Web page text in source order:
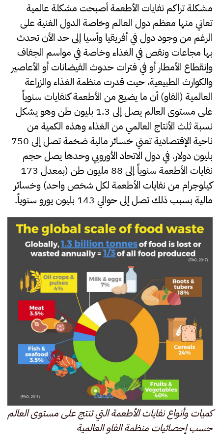
مشكلة تراكم نفايات الأطعمة أصبحت مشكلة عالمية
تعاني منها معظم دول العالم وخاصة الدول الغنية على
الرغم من وجود دول في أفريقيا وأسيا إلى حد الأن تحدث
بها مجاعات ونقص في الغذاء وخاصة في مواسم الجفاف
وإنقطاع الأمطار أو في فترات حدوث الفيضانات أو الأعاصير
والكوارث الطبيعية، حيت قدرت منظمة الغذاء والزراعة
العالمية (الفاو) أن ما يضيع من الأطعمة كنفايات سنوياً
على مستوى العالم يصل إلى 1.3 بليون طن وهو يشكل
نسبة ثلث الأنتاج العالمي من الغذاء وهذه الكمية من
ناحية الإقتصادية تعني خسائر مالية ضخمة تصل إلى 750
بليون دولار. في دول الاتحاد الأوروبي وحدها يصل حجم
نفايات الأطعمة سنوياً إلى 88 مليون طن (بمعدل 173
كيلوجرام من نفايات الأطعمة لكل شخص واحد) وخسائر
مالية بسبب ذلك تصل إلى حوالي 143 بليون يورو سنوياً.
كميات وأنواع نفايات الأطعمة التي تنتج على مستوى العالم
حسب إحصائيات منظمة الفاو العالمية